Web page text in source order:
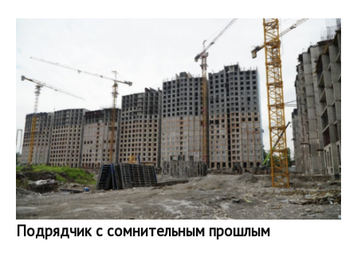
Подрядчик с сомнительным прошлым